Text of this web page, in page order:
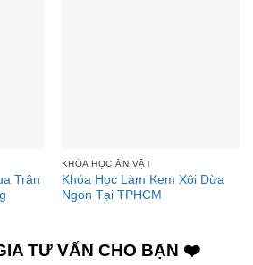
Trân
KHÓA HỌC ĂN VẶT
Khóa Học Làm Kem Xôi Dừa
Ngon Tại TPHCM
TƯ VẤN CHO BẠN ❤️